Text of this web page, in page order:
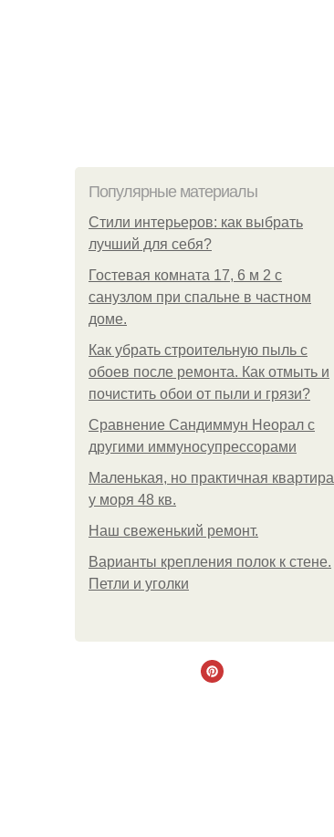
Популярные материалы
Стили интерьеров: как выбрать
лучший для себя?
Гостевая комната 17, 6 м 2 с
санузлом при спальне в частном
доме.
Как убрать строительную пыль с
обоев после ремонта. Как отмыть и
почистить обои от пыли и грязи?
Сравнение Сандиммун Неорал с
другими иммуносупрессорами
Маленькая, но практичная квартира
у моря 48 кв.
Наш свеженький ремонт.
Варианты крепления полок к стене.
Петли и уголки